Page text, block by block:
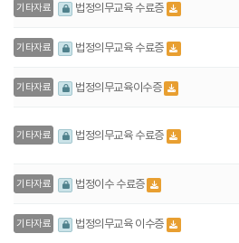
기타자료 법정의무교육 수료증
기타자료 법정의무교육 수료증
기타자료 법정의무교육이수증
기타자료 법정의무교육 수료증
기타자료 법정이수 수료증
기타자료 법정의무교육 이수증